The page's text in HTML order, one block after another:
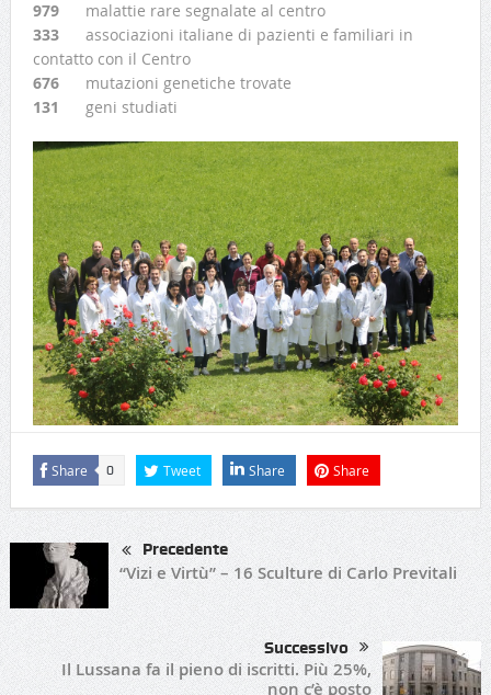
979
malattie rare segnalate al centro
333associazioni italiane di pazienti e familiari in
contatto con il Centro
676mutazioni genetiche trovate
131
geni studiati
Tags:
alimentazione
benessere
chef
cucina
malattie
rare
ricerca
salute
Share 0 Tweet Share Share
Precedente
“Vizi e Virtù” – 16 Sculture di Carlo Previtali
Successivo
Il Lussana fa il pieno di iscritti. Più 25%,
non c’è posto